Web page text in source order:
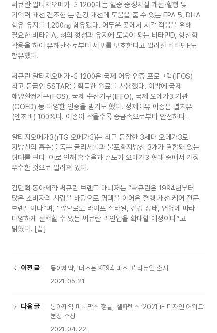
써큐란 알티지오메가-3 1200에는 혈중 중성지질 개선·혈행 및
기억력 개선·건조한 눈 건강 개선에 도움을 줄 수 있는 EPA 및 DHA
함유 유지를 1,200㎎ 함유됐다. 어두운 곳에서 시각 적응을 위해
필요한 비타민A, 뼈의 형성과 유지에 도움이 되는 비타민D, 항산화
작용을 하여 유해산소로부터 세포를 보호한다고 알려진 비타민E도
함유했다.
써큐란 알티지오메가-3 1200은 국제 어유 인증 프로그램(IFOS)
최고 등급인 5STAR를 획득한 원료를 사용했다. 이밖에 국제
해양환경기구(FOS), 국제 수산기구(IFFO), 국제 오메가3 기관
(GOED) 등 다양한 인증을 받기도 했다. 정제어유 어종은 멸치유
(엔초비) 100%다. 어종이 작을수록 중금속으로부터 안전하다.
알티지오메가3(rTG 오메가3)는 최근 등장한 3세대 오메가3로
지방산의 흡수를 돕는 글리세롤과 불포화지방산 3개가 결합돼 있는
형태를 띤다. 이로 인해 흡수율과 순도가 오메가3 형태 중에서 가장
우수한 것으로 알려져 있다.
김민혁 동아제약 써큐란 브랜드 매니저는 “써큐란은 1994년부터
많은 소비자의 사랑을 바탕으로 명맥을 이어온 혈행 개선 케어 전문
브랜드이다”며, “앞으로도 라이프 스타일, 건강 상태, 연령에 따라
다양하게 선택할 수 있는 써큐란 라인업을 확대할 예정이다”고
밝혔다. [끝]
이전 글 동아제약, '더스논 KF94 마스크' 리뉴얼 출시
2021. 05. 21
다음 글
동아제약 미니막스 정글, 셀파렉스 ‘2021 iF 디자인 어워드’
본상 수상
2021. 04. 22